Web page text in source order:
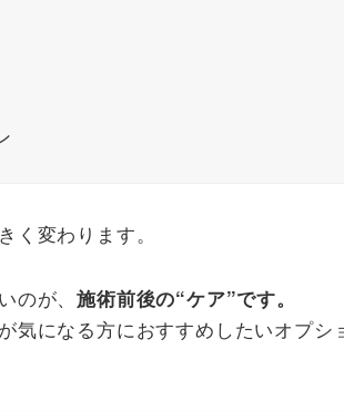
く変わります。
のが、施術前後の“ケア”です。
気になる方におすすめしたいオプシ